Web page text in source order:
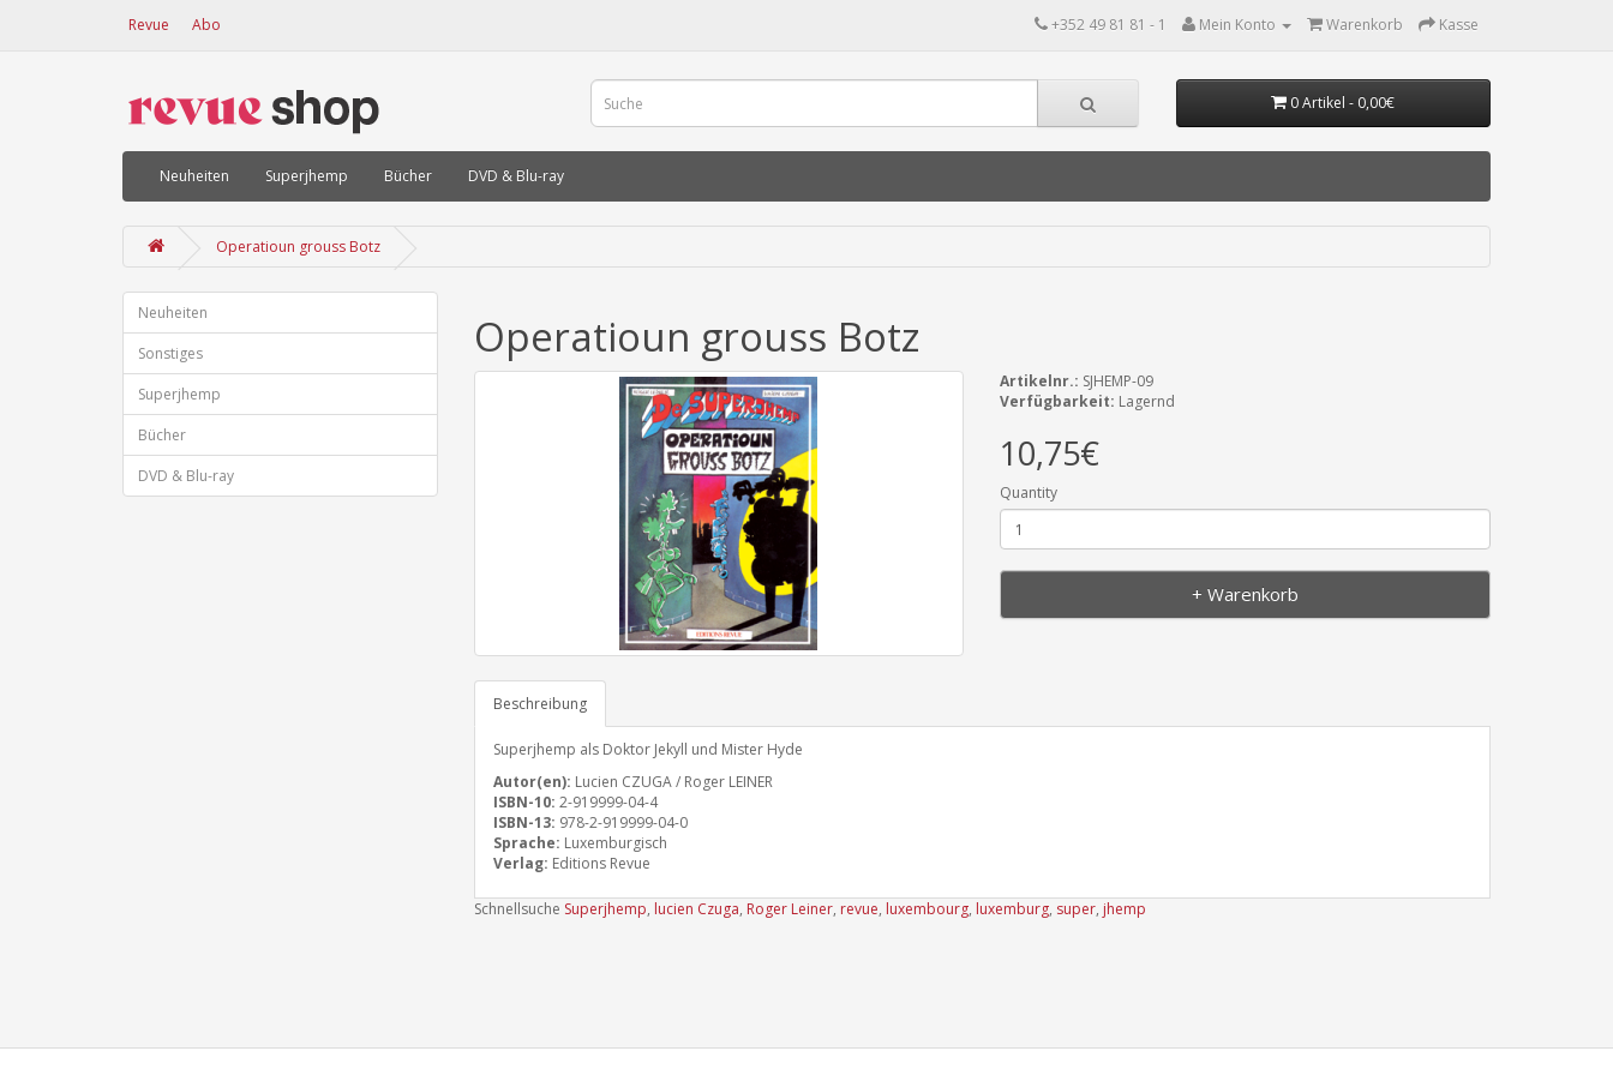
Revue Abo +352 49 81 81 - 1 Mein Konto Warenkorb Kasse
0 Artikel - 0,00€
Neuheiten Superjhemp Bücher DVD & Blu-ray
Operatioun grouss Botz
Neuheiten
Sonstiges
Superjhemp
Bücher
DVD & Blu-ray
Operatioun grouss Botz
Artikelnr.: SJHEMP-09
Verfügbarkeit: Lagernd
10,75€
Quantity
+ Warenkorb
Beschreibung
Superjhemp als Doktor Jekyll und Mister Hyde
Autor(en): Lucien CZUGA / Roger LEINER
ISBN-10: 2-919999-04-4
ISBN-13: 978-2-919999-04-0
Sprache: Luxemburgisch
Verlag: Editions Revue
Schnellsuche Superjhemp, lucien Czuga, Roger Leiner, revue, luxembourg, luxemburg, super, jhemp